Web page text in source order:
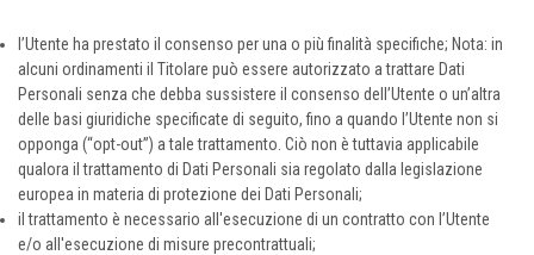
l’Utente ha prestato il consenso per una o più finalità specifiche; Nota: in
alcuni ordinamenti il Titolare può essere autorizzato a trattare Dati
Personali senza che debba sussistere il consenso dell’Utente o un’altra
delle basi giuridiche specificate di seguito, fino a quando l’Utente non si
opponga (“opt-out”) a tale trattamento. Ciò non è tuttavia applicabile
qualora il trattamento di Dati Personali sia regolato dalla legislazione
europea in materia di protezione dei Dati Personali;
il trattamento è necessario all'esecuzione di un contratto con l’Utente
e/o all'esecuzione di misure precontrattuali;